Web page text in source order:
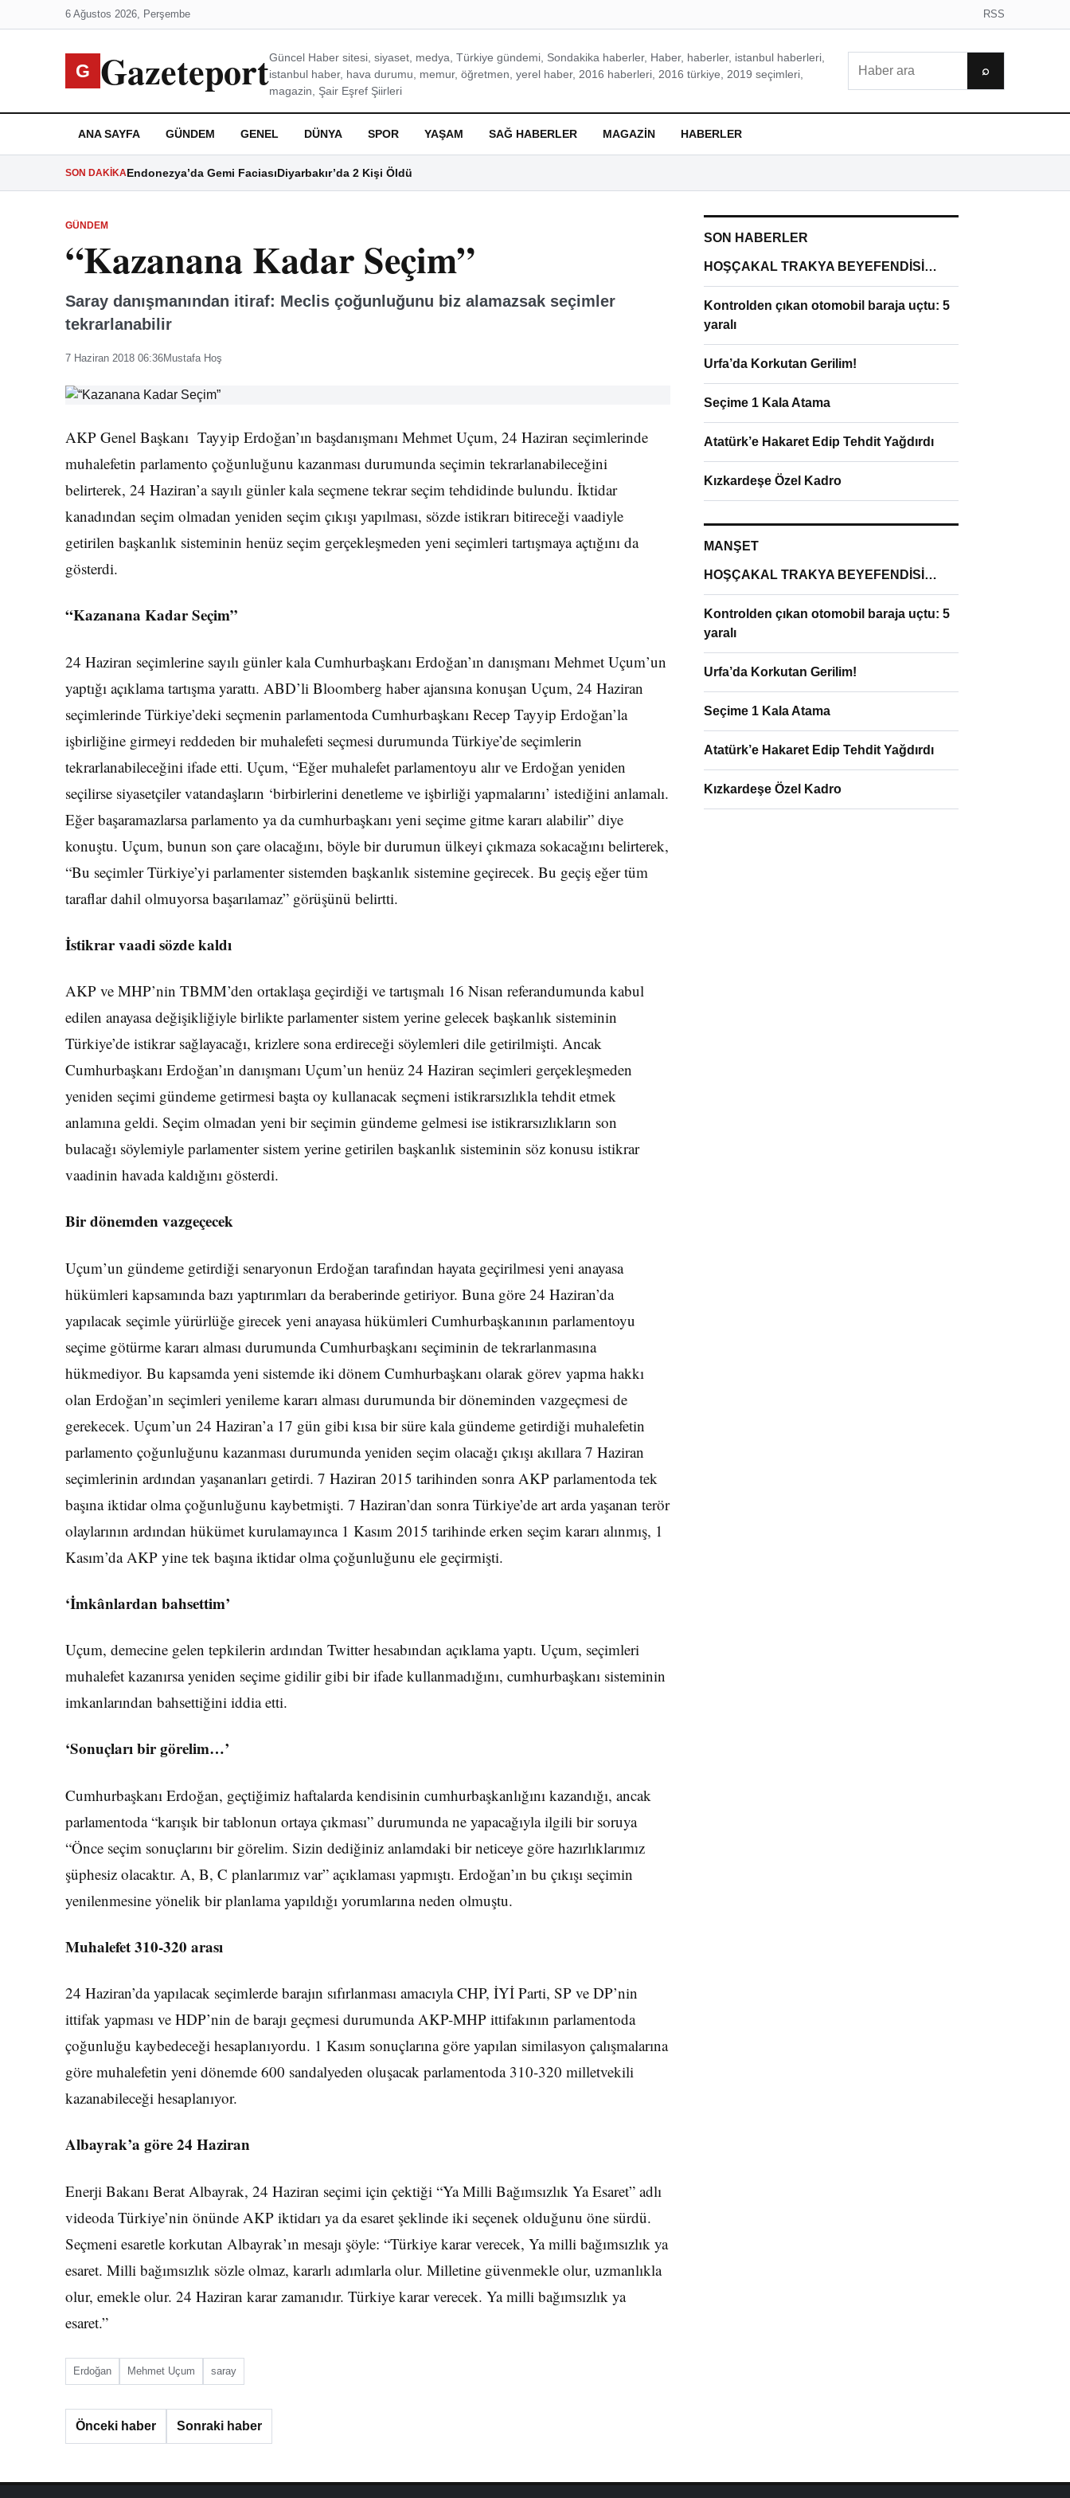
6 Ağustos 2026, Perşembe RSS
G GazeteportGüncel Haber sitesi, siyaset, medya, Türkiye gündemi, Sondakika haberler, Haber, haberler, istanbul haberleri,
istanbul haber, hava durumu, memur, öğretmen, yerel haber, 2016 haberleri, 2016 türkiye, 2019 seçimleri,
magazin, Şair Eşref Şiirleri
⌕
ANA SAYFA GÜNDEM GENEL DÜNYA SPOR YAŞAM SAĞ HABERLER MAGAZIN HABERLER
SON DAKIKAEndonezya’da Gemi FaciasıDiyarbakır’da 2 Kişi Öldü
GÜNDEM
“Kazanana Kadar Seçim”
Saray danışmanından itiraf: Meclis çoğunluğunu biz alamazsak seçimler
tekrarlanabilir
7 Haziran 2018 06:36Mustafa Hoş
AKP Genel Başkanı Tayyip Erdoğan’ın başdanışmanı Mehmet Uçum, 24 Haziran seçimlerinde
muhalefetin parlamento çoğunluğunu kazanması durumunda seçimin tekrarlanabileceğini
belirterek, 24 Haziran’a sayılı günler kala seçmene tekrar seçim tehdidinde bulundu. İktidar
kanadından seçim olmadan yeniden seçim çıkışı yapılması, sözde istikrarı bitireceği vaadiyle
getirilen başkanlık sisteminin henüz seçim gerçekleşmeden yeni seçimleri tartışmaya açtığını da
gösterdi.
“Kazanana Kadar Seçim”
24 Haziran seçimlerine sayılı günler kala Cumhurbaşkanı Erdoğan’ın danışmanı Mehmet Uçum’un
yaptığı açıklama tartışma yarattı. ABD’li Bloomberg haber ajansına konuşan Uçum, 24 Haziran
seçimlerinde Türkiye’deki seçmenin parlamentoda Cumhurbaşkanı Recep Tayyip Erdoğan’la
işbirliğine girmeyi reddeden bir muhalefeti seçmesi durumunda Türkiye’de seçimlerin
tekrarlanabileceğini ifade etti. Uçum, “Eğer muhalefet parlamentoyu alır ve Erdoğan yeniden
seçilirse siyasetçiler vatandaşların ‘birbirlerini denetleme ve işbirliği yapmalarını’ istediğini anlamalı.
Eğer başaramazlarsa parlamento ya da cumhurbaşkanı yeni seçime gitme kararı alabilir” diye
konuştu. Uçum, bunun son çare olacağını, böyle bir durumun ülkeyi çıkmaza sokacağını belirterek,
“Bu seçimler Türkiye’yi parlamenter sistemden başkanlık sistemine geçirecek. Bu geçiş eğer tüm
taraflar dahil olmuyorsa başarılamaz” görüşünü belirtti.
İstikrar vaadi sözde kaldı
AKP ve MHP’nin TBMM’den ortaklaşa geçirdiği ve tartışmalı 16 Nisan referandumunda kabul
edilen anayasa değişikliğiyle birlikte parlamenter sistem yerine gelecek başkanlık sisteminin
Türkiye’de istikrar sağlayacağı, krizlere sona erdireceği söylemleri dile getirilmişti. Ancak
Cumhurbaşkanı Erdoğan’ın danışmanı Uçum’un henüz 24 Haziran seçimleri gerçekleşmeden
yeniden seçimi gündeme getirmesi başta oy kullanacak seçmeni istikrarsızlıkla tehdit etmek
anlamına geldi. Seçim olmadan yeni bir seçimin gündeme gelmesi ise istikrarsızlıkların son
bulacağı söylemiyle parlamenter sistem yerine getirilen başkanlık sisteminin söz konusu istikrar
vaadinin havada kaldığını gösterdi.
Bir dönemden vazgeçecek
Uçum’un gündeme getirdiği senaryonun Erdoğan tarafından hayata geçirilmesi yeni anayasa
hükümleri kapsamında bazı yaptırımları da beraberinde getiriyor. Buna göre 24 Haziran’da
yapılacak seçimle yürürlüğe girecek yeni anayasa hükümleri Cumhurbaşkanının parlamentoyu
seçime götürme kararı alması durumunda Cumhurbaşkanı seçiminin de tekrarlanmasına
hükmediyor. Bu kapsamda yeni sistemde iki dönem Cumhurbaşkanı olarak görev yapma hakkı
olan Erdoğan’ın seçimleri yenileme kararı alması durumunda bir döneminden vazgeçmesi de
gerekecek. Uçum’un 24 Haziran’a 17 gün gibi kısa bir süre kala gündeme getirdiği muhalefetin
parlamento çoğunluğunu kazanması durumunda yeniden seçim olacağı çıkışı akıllara 7 Haziran
seçimlerinin ardından yaşananları getirdi. 7 Haziran 2015 tarihinden sonra AKP parlamentoda tek
başına iktidar olma çoğunluğunu kaybetmişti. 7 Haziran’dan sonra Türkiye’de art arda yaşanan terör
olaylarının ardından hükümet kurulamayınca 1 Kasım 2015 tarihinde erken seçim kararı alınmış, 1
Kasım’da AKP yine tek başına iktidar olma çoğunluğunu ele geçirmişti.
‘İmkânlardan bahsettim’
Uçum, demecine gelen tepkilerin ardından Twitter hesabından açıklama yaptı. Uçum, seçimleri
muhalefet kazanırsa yeniden seçime gidilir gibi bir ifade kullanmadığını, cumhurbaşkanı sisteminin
imkanlarından bahsettiğini iddia etti.
‘Sonuçları bir görelim…’
Cumhurbaşkanı Erdoğan, geçtiğimiz haftalarda kendisinin cumhurbaşkanlığını kazandığı, ancak
parlamentoda “karışık bir tablonun ortaya çıkması” durumunda ne yapacağıyla ilgili bir soruya
“Önce seçim sonuçlarını bir görelim. Sizin dediğiniz anlamdaki bir neticeye göre hazırlıklarımız
şüphesiz olacaktır. A, B, C planlarımız var” açıklaması yapmıştı. Erdoğan’ın bu çıkışı seçimin
yenilenmesine yönelik bir planlama yapıldığı yorumlarına neden olmuştu.
Muhalefet 310-320 arası
24 Haziran’da yapılacak seçimlerde barajın sıfırlanması amacıyla CHP, İYİ Parti, SP ve DP’nin
ittifak yapması ve HDP’nin de barajı geçmesi durumunda AKP-MHP ittifakının parlamentoda
çoğunluğu kaybedeceği hesaplanıyordu. 1 Kasım sonuçlarına göre yapılan similasyon çalışmalarına
göre muhalefetin yeni dönemde 600 sandalyeden oluşacak parlamentoda 310-320 milletvekili
kazanabileceği hesaplanıyor.
Albayrak’a göre 24 Haziran
Enerji Bakanı Berat Albayrak, 24 Haziran seçimi için çektiği “Ya Milli Bağımsızlık Ya Esaret” adlı
videoda Türkiye’nin önünde AKP iktidarı ya da esaret şeklinde iki seçenek olduğunu öne sürdü.
Seçmeni esaretle korkutan Albayrak’ın mesajı şöyle: “Türkiye karar verecek, Ya milli bağımsızlık ya
esaret. Milli bağımsızlık sözle olmaz, kararlı adımlarla olur. Milletine güvenmekle olur, uzmanlıkla
olur, emekle olur. 24 Haziran karar zamanıdır. Türkiye karar verecek. Ya milli bağımsızlık ya
esaret.”
Erdoğan Mehmet Uçum saray
Önceki haber Sonraki haber
SON HABERLER
HOŞÇAKAL TRAKYA BEYEFENDİSİ…
Kontrolden çıkan otomobil baraja uçtu: 5
yaralı
Urfa’da Korkutan Gerilim!
Seçime 1 Kala Atama
Atatürk’e Hakaret Edip Tehdit Yağdırdı
Kızkardeşe Özel Kadro
MANŞET
HOŞÇAKAL TRAKYA BEYEFENDİSİ…
Kontrolden çıkan otomobil baraja uçtu: 5
yaralı
Urfa’da Korkutan Gerilim!
Seçime 1 Kala Atama
Atatürk’e Hakaret Edip Tehdit Yağdırdı
Kızkardeşe Özel Kadro